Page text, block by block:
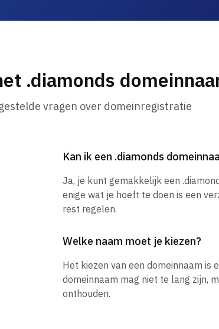
.diamonds
vragen over domeinregistratie
Kan ik een .diamonds
Ja, je kunt gemakkelijk een
enige wat je hoeft te doen is een
rest regelen.
Welke naam moet je kiezen?
Het kiezen van een domeinnaam is
domeinnaam mag niet te lang zijn,
onthouden.